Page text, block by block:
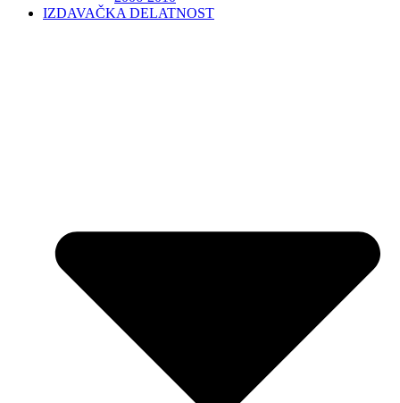
IZDAVAČKA DELATNOST